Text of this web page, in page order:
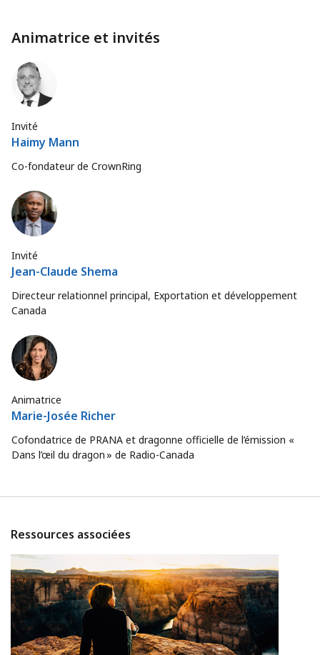
Animatrice et invités
Invité
Haimy Mann
Co-fondateur de CrownRing
Invité
Jean-Claude Shema
Directeur relationnel principal, Exportation et développement
Canada
Animatrice
Marie-Josée Richer
Cofondatrice de PRANA et dragonne officielle de l’émission «
Dans l’œil du dragon » de Radio-Canada
Ressources associées